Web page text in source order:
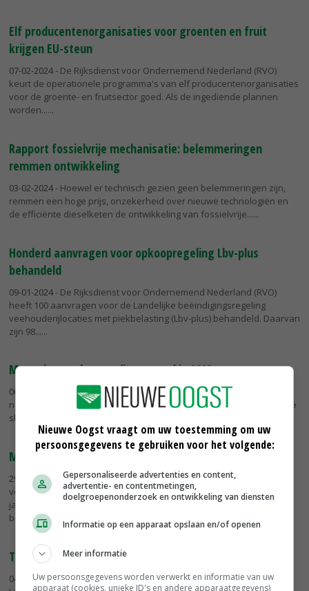
Elf producentenorganisaties voor groenten en fruit
krijgen EU-steun
07-02-2024- De Rijksdienst voor Ondernemend Nederland (RVO)
keurt de operationele programma's van elf producentenorganisaties
voor de groente- en fruitsector goed. Als de ingediende plannen
worden...
Rapport fossielvrije mechanisatie: belemmeringen
remmen ontwikkeling
03-02-2024- Hoewel er technisch gezien geen belemmeringen zijn,
remmen een hoge prijs, onzekerheid over nieuwe technologiën en
de efficiënte dieselketen de ontwikkeling van fossielvrije...
Honderd aanvragen voor opkoopregeling Lbv-plus
behandeld
09-01-2024- De Rijksdienst voor Ondernemend Nederland (RVO)
heeft 100 aanvragen voor de Landelijke beëindigingsregeling
veehouderijlocaties met piekbelasting (Lbv-plus) behandeld. Daarvan
zijn 98...
Meer vleesvarkens geëxporteerd in 2023
06-01-2024
- De export van Nederlandse vleesvarkens dook in 2021
naar een dieptepunt. Sindsdien krabbelt de afzet naar buitenlandse
slachterijen weer op, zo blijkt uit de exportcijfers van de...
Meer budget voor energiezuinige technieken
29-12-2023
- De mogelijkheden voor ondernemers om met fiscaal
voordeel te investeren in energiezuinige technieken wordt volgend
jaar verruimd. In 2024 is er een budget van 259 miljoen euro
beschikbaar,...
Teller uitkoopregelingen staat op 1.219 aanmeldingen
04-12-2023- 1.219 veehouders hebben zich aangemeld voor de
Nieuwe Oogst vraagt om uw toestemming om uw
persoonsgegevens te gebruiken voor het volgende:
Gepersonaliseerde advertenties en content,
advertentie- en contentmetingen,
doelgroepenonderzoek en ontwikkeling van diensten
Informatie op een apparaat opslaan en/of openen
Meer informatie
Uw persoonsgegevens worden verwerkt en informatie van uw
apparaat (cookies, unieke ID's en andere apparaatgegevens)